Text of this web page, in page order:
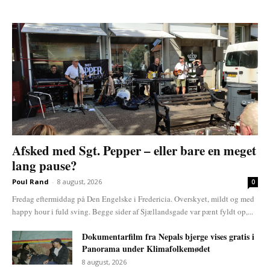
Afsked med Sgt. Pepper – eller bare en meget
lang pause?
Poul Rand - 8 august, 2026 0
Fredag eftermiddag på Den Engelske i Fredericia. Overskyet, mildt og med
happy hour i fuld sving. Begge sider af Sjællandsgade var pænt fyldt op,...
Dokumentarfilm fra Nepals bjerge vises gratis i
Panorama under Klimafolkemødet
8 august, 2026